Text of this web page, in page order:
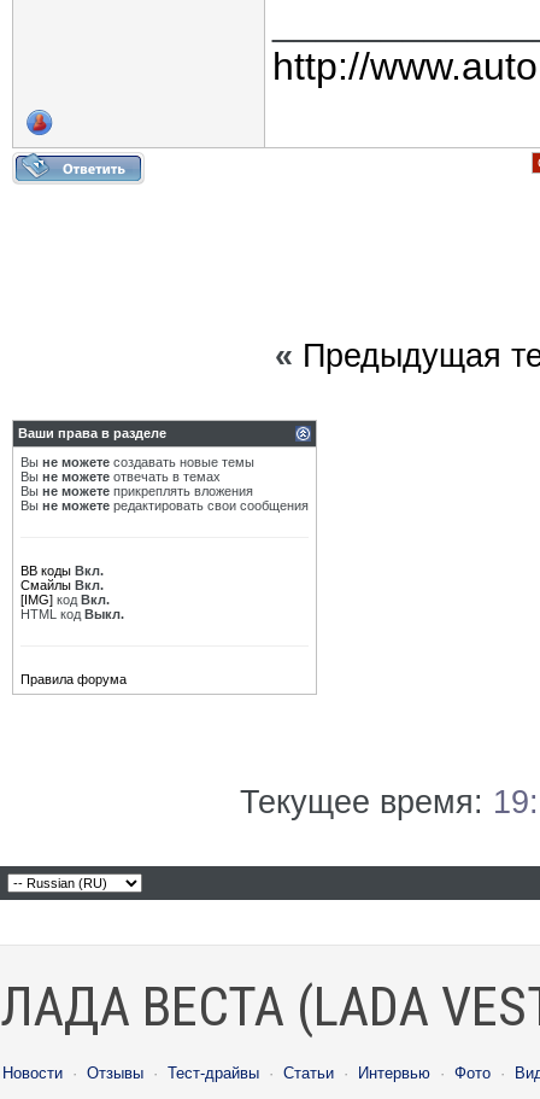
http://
« Предыдущая
Ваши права в разделе
Вы не можете создавать новые темы
Вы не можете отвечать в темах
Вы не можете прикреплять вложения
Вы не можете редактировать свои сообщения
BB коды Вкл.
Смайлы Вкл.
[IMG] код Вкл.
HTML код Выкл.
Правила форума
Текущее время:
ЛАДА ВЕСТА (LADA
Новости · Отзывы · Тест-драйвы · Статьи · Интервью · Фото ·